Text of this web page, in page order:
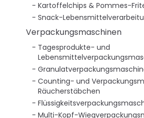
Kartoffelchips & Pommes-
Snack-
Verpackungsmaschinen
Tagesprodukte- und
Counting- und
Räucherstäbchen
Multi-Kopf-